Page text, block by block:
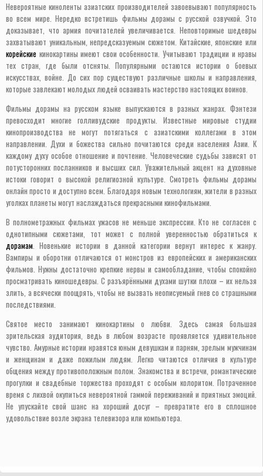
Невероятные киноленты азиатских производителей завоевывают популярность
во всем мире. Нередко встретишь фильмы дорамы с русской озвучкой. Это
доказывает, что армия почитателей увеличивается. Неповторимые шедевры
захватывают уникальным, непредсказуемым сюжетом. Китайские, японские или
корейские кинокартины имеют свои особенности. Учитывают традиции и нравы
тех стран, где были отсняты. Популярными остаются истории о боевых
искусствах, войне. До сих пор существуют различные школы и направления,
которые завлекают молодых людей осваивать мастерство настоящих воинов.
Фильмы дорамы на русском языке выпускаются в разных жанрах. Фэнтези
превосходит многие голливудские продукты. Известные мировые студии
кинопроизводства не могут потягаться с азиатскими коллегами в этом
направлении. Духи и божества сильно почитаются среди населения Азии. К
каждому духу особое отношение и почтение. Человеческие судьбы зависят от
потусторонних посланников и высших сил. Уважительный акцент на духовные
истоки говорит о высокой религиозной культуре. Смотреть фильмы дорамы
онлайн просто и доступно всем. Благодаря новым технологиям, жители в разных
уголках планеты могут наслаждаться прекрасными кинофильмами.
В полнометражных фильмах ужасов не меньше экспрессии. Кто не согласен с
однотипными сюжетами, тот может с полной уверенностью обратиться к
дорамам. Новенькие истории в данной категории вернут интерес к жанру.
Вампиры и оборотни отличаются от монстров из европейских и американских
фильмов. Нужны достаточно крепкие нервы и самообладание, чтобы спокойно
просматривать киношедевры. С разъярёнными духами шутки плохи – их нельзя
злить, а всячески поощрять, чтобы не вызвать неописуемый гнев со страшными
последствиями.
Святое место занимают кинокартины о любви. Здесь самая большая
зрительская аудитория, ведь в любом возрасте проявляется удивительное
чувство. Амурные истории нравятся юным девушкам и парням, зрелым мужчинам
и женщинам и даже пожилым людям. Легко читаются отличия в культуре
общения между противоположным полом. Знакомства и встречи, романтические
прогулки и свадебные торжества проходят с особым колоритом. Потраченное
время с лихвой окупиться невероятной гаммой переживаний и приятных эмоций.
Не упускайте свой шанс на хороший досуг – превратите его в сплошное
удовольствие возле экрана телевизора или компьютера.